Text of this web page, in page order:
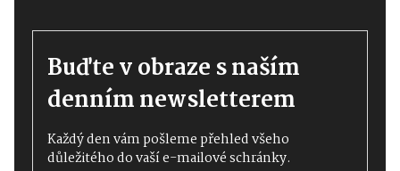
Buďte v obraze s naším
denním newsletterem
Každý den vám pošleme přehled všeho
důležitého do vaší e-mailové schránky.